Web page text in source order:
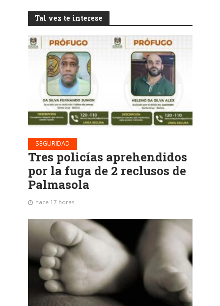
Tal vez te interese
SEGURIDAD
Tres policías aprehendidos
por la fuga de 2 reclusos de
Palmasola
hace 17 horas